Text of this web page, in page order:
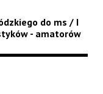
do ms / I
- amatorów